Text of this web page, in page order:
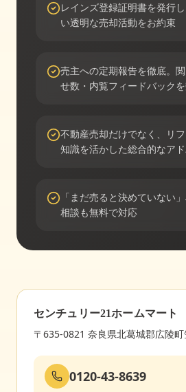
レインズ登録証明書を発行
い透明な売却活動をお約束
売主への定期報告を徹底。
せ数・内覧フィードバック
不動産売却だけでなく、リ
知識を活かした総合的なア
「まだ売ると決めていない
相談も無料で対応
センチュリー21ホームマート
〒635-0821 奈良県北葛城郡広陵町
0120-43-8639